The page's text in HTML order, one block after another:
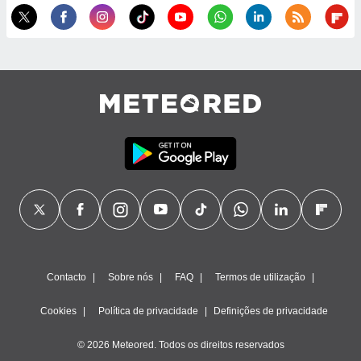
Contacto Sobre nós FAQ Termos de utilização
Cookies Política de privacidade Definições de privacidade
© 2026 Meteored. Todos os direitos reservados